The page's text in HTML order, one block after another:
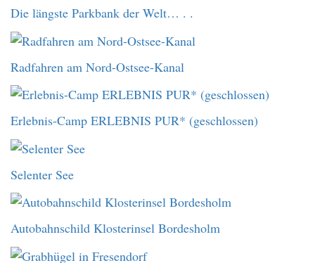
Die längste Parkbank der Welt… . .
Radfahren am Nord-Ostsee-Kanal
Erlebnis-Camp ERLEBNIS PUR* (geschlossen)
Selenter See
Autobahnschild Klosterinsel Bordesholm